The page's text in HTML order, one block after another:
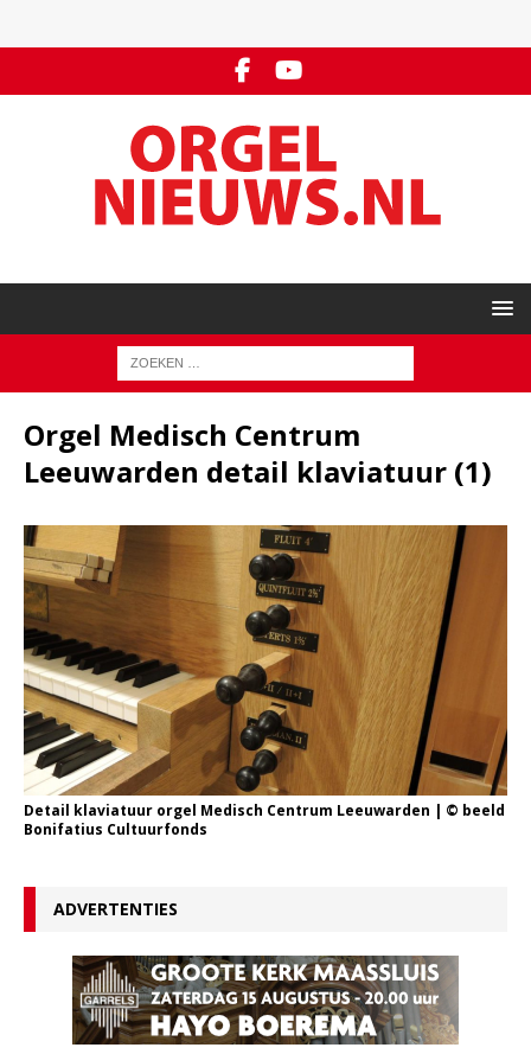
Orgel Medisch Centrum
Leeuwarden detail klaviatuur (1)
Detail klaviatuur orgel Medisch Centrum Leeuwarden | © beeld
Bonifatius Cultuurfonds
ADVERTENTIES